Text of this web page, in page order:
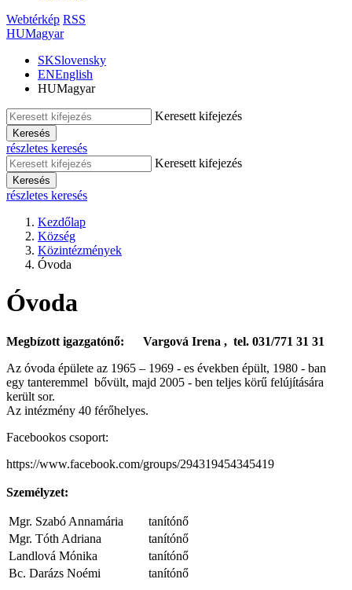
Webtérkép RSS
HUMagyar
SKSlovensky
ENEnglish
HUMagyar
Keresett kifejezés
Keresés
részletes keresés
Keresett kifejezés
Keresés
részletes keresés
Kezdőlap
Község
Közintézmények
Óvoda
Óvoda
Megbízott igazgatónő: Vargová Irena , tel. 031/771 31 31
Az óvoda épülete az 1965 – 1969 - es években épült, 1980 - ban
egy tanteremmel bővült, majd 2005 - ben teljes körű felújítására
került sor.
Az intézmény 40 férőhelyes.
Facebookos csoport:
https://www.facebook.com/groups/294319454345419
Személyzet:
Mgr. Szabó Annamária
tanítónő
Mgr. Tóth Adriana
tanítónő
Landlová Mónika
tanítónő
Bc. Darázs Noémi
tanítónő